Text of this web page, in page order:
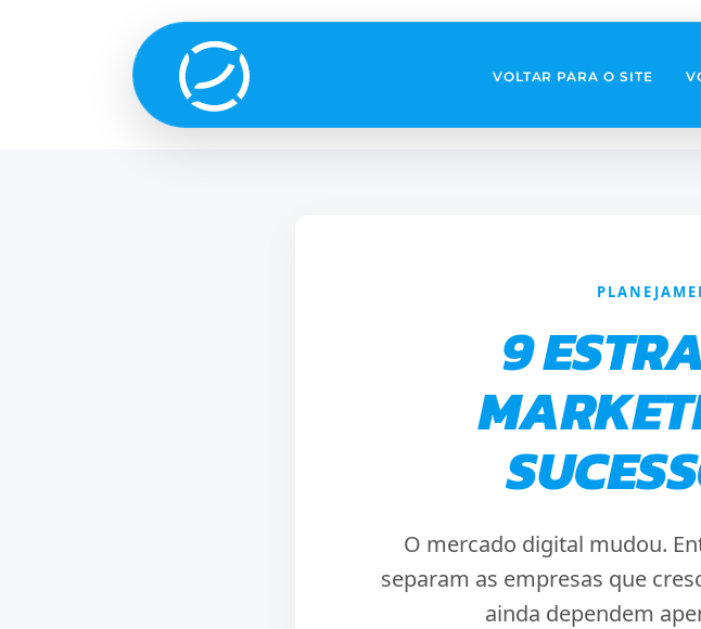
VOLTAR PARA O SITE
9
O mercado digital mudou.
separam as empresas que
ainda dependem